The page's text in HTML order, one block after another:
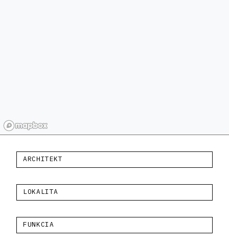
ARCHITEKT
LOKALITA
FUNKCIA